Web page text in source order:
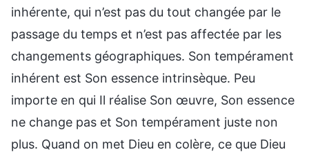
inhérente, qui n’est pas du tout changée par le
passage du temps et n’est pas affectée par les
changements géographiques. Son tempérament
inhérent est Son essence intrinsèque. Peu
importe en qui Il réalise Son œuvre, Son essence
ne change pas et Son tempérament juste non
plus. Quand on met Dieu en colère, ce que Dieu